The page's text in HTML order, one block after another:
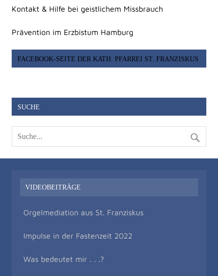
Kontakt & Hilfe bei geistlichem Missbrauch
Prävention im Erzbistum Hamburg
FACEBOOK-SEITE DER KATH. PFARREI ST. FRANZISKUS
SUCHE
VIDEOBEITRÄGE
Orgelmediation aus St. Franziskus
Impulse in der Fastenzeit 2022
Was bedeutet mir . . .?